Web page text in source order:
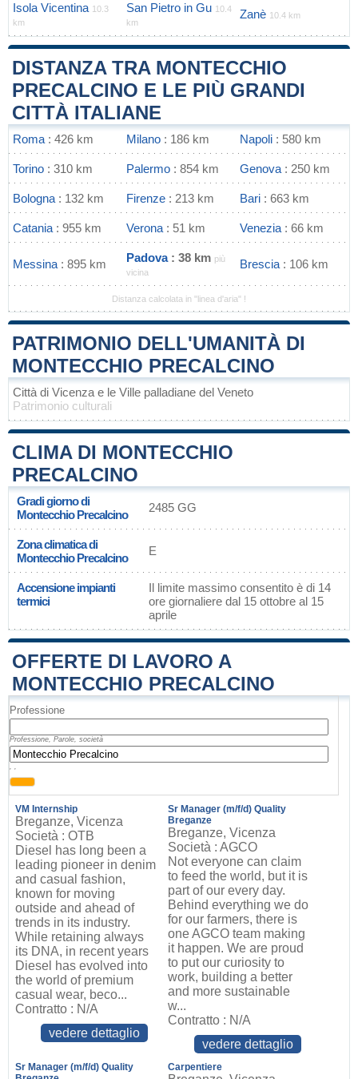
Isola Vicentina 10.3
km
San Pietro in Gu 10.4
km
Zanè 10.4 km
DISTANZA TRA MONTECCHIO
PRECALCINO E LE PIÙ GRANDI
CITTÀ ITALIANE
Roma : 426 km Milano : 186 km Napoli : 580 km
Torino : 310 km Palermo : 854 km Genova : 250 km
Bologna : 132 km Firenze : 213 km Bari : 663 km
Catania : 955 km Verona : 51 km Venezia : 66 km
Messina : 895 km Padova: 38 km più
vicina
Brescia : 106 km
Distanza calcolata in "linea d'aria" !
PATRIMONIO DELL'UMANITÀ DI
MONTECCHIO PRECALCINO
Città di Vicenza e le Ville palladiane del Veneto
Patrimonio culturali
CLIMA DI MONTECCHIO
PRECALCINO
Gradi giorno di
Montecchio Precalcino
2485 GG
Zona climatica di
Montecchio Precalcino
E
Accensione impianti
termici
Il limite massimo consentito è di 14
ore giornaliere dal 15 ottobre al 15
aprile
OFFERTE DI LAVORO A
MONTECCHIO PRECALCINO
Professione
Professione, Parole, società
, ,
VM Internship
Breganze, Vicenza
Società : OTB
Diesel has long been a
leading pioneer in denim
and casual fashion,
known for moving
outside and ahead of
trends in its industry.
While retaining always
its DNA, in recent years
Diesel has evolved into
the world of premium
casual wear, beco...
Contratto : N/A
vedere dettaglio
Sr Manager (m/f/d) Quality
Breganze
Breganze, Vicenza
Società : AGCO
Not everyone can claim
to feed the world, but it is
part of our every day.
Behind everything we do
for our farmers, there is
one AGCO team making
it happen. We are proud
to put our curiosity to
work, building a better
and more sustainable
w...
Contratto : N/A
vedere dettaglio
Sr Manager (m/f/d) Quality
Carpentiere